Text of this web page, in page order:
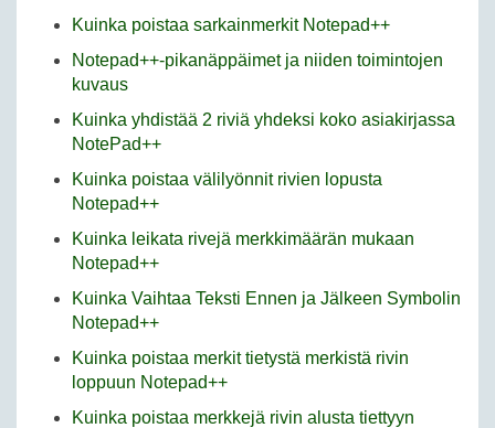
Kuinka poistaa sarkainmerkit Notepad++
Notepad++-pikanäppäimet ja niiden toimintojen
kuvaus
Kuinka yhdistää 2 riviä yhdeksi koko asiakirjassa
NotePad++
Kuinka poistaa välilyönnit rivien lopusta
Notepad++
Kuinka leikata rivejä merkkimäärän mukaan
Notepad++
Kuinka Vaihtaa Teksti Ennen ja Jälkeen Symbolin
Notepad++
Kuinka poistaa merkit tietystä merkistä rivin
loppuun Notepad++
Kuinka poistaa merkkejä rivin alusta tiettyyn